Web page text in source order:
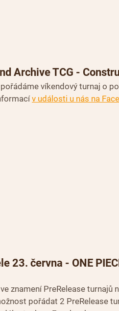
Archive TCG -
víkendový turnaj o
v události u nás na
23. června - ONE
znamení PreRelease turnajů
pořádat 2 PreRelease